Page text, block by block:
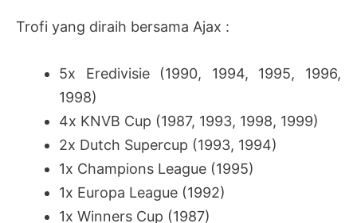
Trofi yang diraih bersama Ajax :
5x Eredivisie (1990, 1994, 1995, 1996,
1998)
4x KNVB Cup (1987, 1993, 1998, 1999)
2x Dutch Supercup (1993, 1994)
1x Champions League (1995)
1x Europa League (1992)
1x Winners Cup (1987)